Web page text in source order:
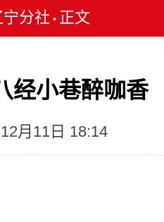
宁分社 • 正文
经小巷醉咖香
月11日 18:14